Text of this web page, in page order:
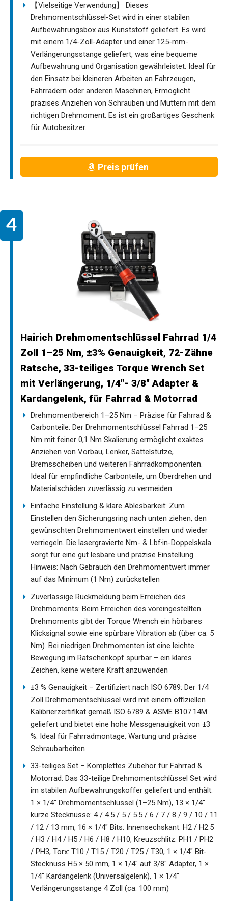
【Vielseitige Verwendung】 Dieses
Drehmomentschlüssel-Set wird in einer stabilen
Aufbewahrungsbox aus Kunststoff geliefert. Es wird
mit einem 1/4-Zoll-Adapter und einer 125-mm-
Verlängerungsstange geliefert, was eine bequeme
Aufbewahrung und Organisation gewährleistet. Ideal für
den Einsatz bei kleineren Arbeiten an Fahrzeugen,
Fahrrädern oder anderen Maschinen, Ermöglicht
präzises Anziehen von Schrauben und Muttern mit dem
richtigen Drehmoment. Es ist ein großartiges Geschenk
für Autobesitzer.
Preis prüfen
Hairich Drehmomentschlüssel Fahrrad 1/4
Zoll 1–25 Nm, ±3% Genauigkeit, 72-Zähne
Ratsche, 33-teiliges Torque Wrench Set
mit Verlängerung, 1/4"- 3/8" Adapter &
Kardangelenk, für Fahrrad & Motorrad
Drehmomentbereich 1–25 Nm – Präzise für Fahrrad &
Carbonteile: Der Drehmomentschlüssel Fahrrad 1–25
Nm mit feiner 0,1 Nm Skalierung ermöglicht exaktes
Anziehen von Vorbau, Lenker, Sattelstütze,
Bremsscheiben und weiteren Fahrradkomponenten.
Ideal für empfindliche Carbonteile, um Überdrehen und
Materialschäden zuverlässig zu vermeiden
Einfache Einstellung & klare Ablesbarkeit: Zum
Einstellen den Sicherungsring nach unten ziehen, den
gewünschten Drehmomentwert einstellen und wieder
verriegeln. Die lasergravierte Nm- & Lbf·in-Doppelskala
sorgt für eine gut lesbare und präzise Einstellung.
Hinweis: Nach Gebrauch den Drehmomentwert immer
auf das Minimum (1 Nm) zurückstellen
Zuverlässige Rückmeldung beim Erreichen des
Drehmoments: Beim Erreichen des voreingestellten
Drehmoments gibt der Torque Wrench ein hörbares
Klicksignal sowie eine spürbare Vibration ab (über ca. 5
Nm). Bei niedrigen Drehmomenten ist eine leichte
Bewegung im Ratschenkopf spürbar – ein klares
Zeichen, keine weitere Kraft anzuwenden
±3 % Genauigkeit – Zertifiziert nach ISO 6789: Der 1/4
Zoll Drehmomentschlüssel wird mit einem offiziellen
Kalibrierzertifikat gemäß ISO 6789 & ASME B107.14M
geliefert und bietet eine hohe Messgenauigkeit von ±3
%. Ideal für Fahrradmontage, Wartung und präzise
Schraubarbeiten
33-teiliges Set – Komplettes Zubehör für Fahrrad &
Motorrad: Das 33-teilige Drehmomentschlüssel Set wird
im stabilen Aufbewahrungskoffer geliefert und enthält:
1 × 1/4" Drehmomentschlüssel (1–25 Nm), 13 × 1/4"
kurze Stecknüsse: 4 / 4.5 / 5 / 5.5 / 6 / 7 / 8 / 9 / 10 / 11
/ 12 / 13 mm, 16 × 1/4" Bits: Innensechskant: H2 / H2.5
/ H3 / H4 / H5 / H6 / H8 / H10, Kreuzschlitz: PH1 / PH2
/ PH3, Torx: T10 / T15 / T20 / T25 / T30, 1 × 1/4" Bit-
Stecknuss H5 × 50 mm, 1 × 1/4" auf 3/8" Adapter, 1 ×
1/4" Kardangelenk (Universalgelenk), 1 × 1/4"
Verlängerungsstange 4 Zoll (ca. 100 mm)